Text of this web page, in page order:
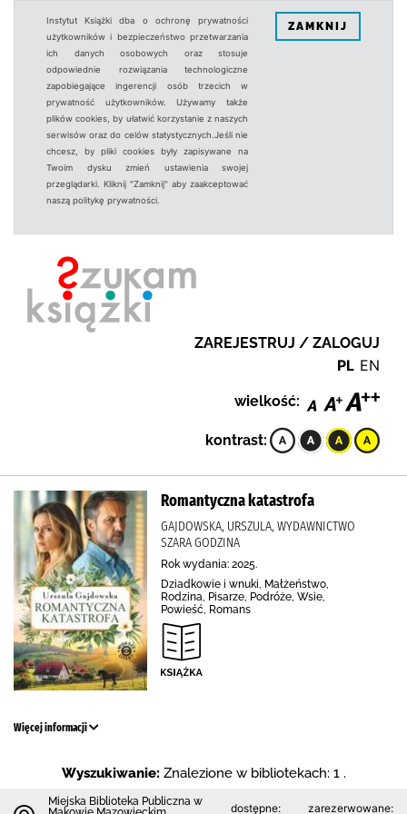
Instytut Książki dba o ochronę prywatności
użytkowników i bezpieczeństwo przetwarzania
ich danych osobowych oraz stosuje
odpowiednie rozwiązania technologiczne
zapobiegające ingerencji osób trzecich w
prywatność użytkowników. Używamy także
plików cookies, by ułatwić korzystanie z naszych
serwisów oraz do celów statystycznych.Jeśli nie
chcesz, by pliki cookies były zapisywane na
Twoim dysku zmień ustawienia swojej
przeglądarki. Kliknij "Zamknij" aby zaakceptować
naszą politykę prywatności.
ZAMKNIJ
ZAREJESTRUJ / ZALOGUJ
PL EN
wielkość:
kontrast:
Romantyczna katastrofa
GAJDOWSKA, URSZULA, WYDAWNICTWO
SZARA GODZINA
Rok wydania: 2025.
Dziadkowie i wnuki, Małżeństwo,
Rodzina, Pisarze, Podróże, Wsie,
Powieść, Romans
Więcej informacji
Wyszukiwanie: Znalezione w bibliotekach: 1 .
Miejska Biblioteka Publiczna w
dostępne: zarezerwowane: